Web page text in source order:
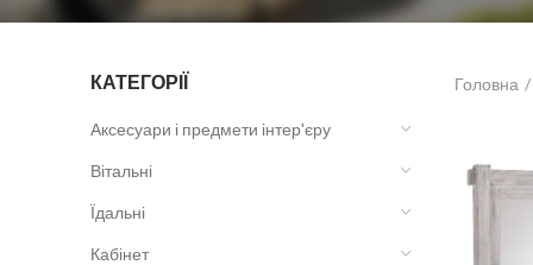
КАТЕГОРІЇ
Аксесуари і предмети інтер'єру
Вітальні
Їдальні
Кабінет
Головна